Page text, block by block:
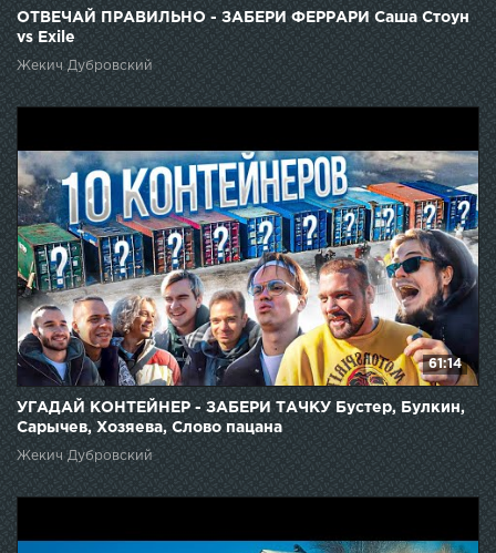
ОТВЕЧАЙ ПРАВИЛЬНО - ЗАБЕРИ ФЕРРАРИ Саша Стоун
vs Exile
Жекич Дубровский
61:14
УГАДАЙ КОНТЕЙНЕР - ЗАБЕРИ ТАЧКУ Бустер, Булкин,
Сарычев, Хозяева, Слово пацана
Жекич Дубровский